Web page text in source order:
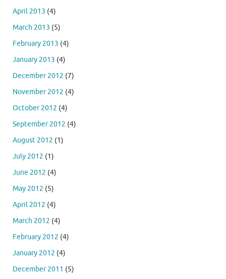
April 2013 (4)
March 2013 (5)
February 2013 (4)
January 2013 (4)
December 2012 (7)
November 2012 (4)
October 2012 (4)
September 2012 (4)
August 2012 (1)
July 2012 (1)
June 2012 (4)
May 2012 (5)
April 2012 (4)
March 2012 (4)
February 2012 (4)
January 2012 (4)
December 2011 (5)